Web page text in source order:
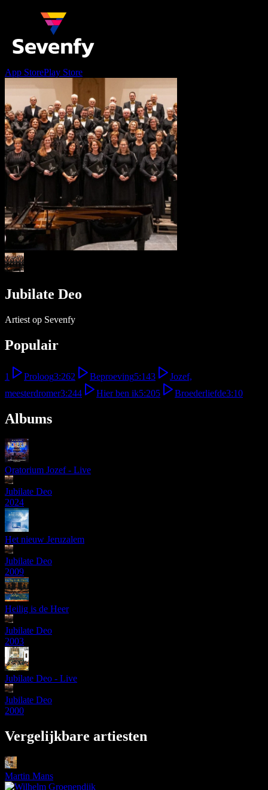
App StorePlay Store
Jubilate Deo
Artiest op Sevenfy
Populair
1 Proloog3:262 Beproeving5:143
Jozef,
meesterdromer3:244 Hier ben ik5:205 Broederliefde3:10
Albums
Oratorium Jozef - Live
Jubilate Deo
2024
Het nieuw Jeruzalem
Jubilate Deo
2009
Heilig is de Heer
Jubilate Deo
2003
Jubilate Deo - Live
Jubilate Deo
2000
Vergelijkbare artiesten
Martin Mans